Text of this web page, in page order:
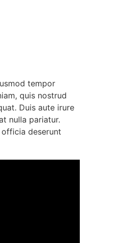
tempor
quis nostrud
Duis aute irure
nulla pariatur.
deserunt